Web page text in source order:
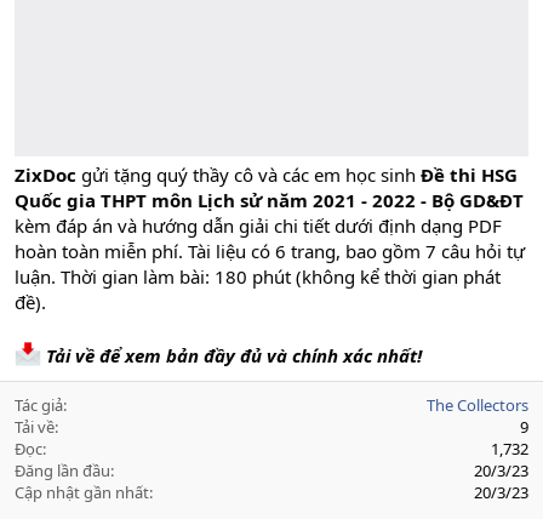
ZixDoc gửi tặng quý thầy cô và các em học sinh Đề thi HSG
Quốc gia THPT môn Lịch sử năm 2021 - 2022 - Bộ GD&ĐT
kèm đáp án và hướng dẫn giải chi tiết dưới định dạng PDF
hoàn toàn miễn phí. Tài liệu có 6 trang, bao gồm 7 câu hỏi tự
luận. Thời gian làm bài: 180 phút (không kể thời gian phát
đề).
Tải về để xem bản đầy đủ và chính xác nhất!
Tác giả
The Collectors
Tải về
9
Đọc
1,732
Đăng lần đầu
20/3/23
Cập nhật gần nhất
20/3/23